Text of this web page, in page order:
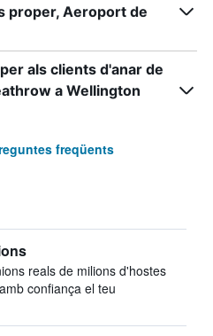
proper, Aeroport de
als clients d'anar de
a Wellington
freqüents
reals de milions d'hostes
confiança el teu